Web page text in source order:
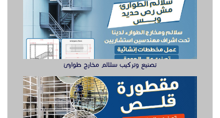
كما يوجد أنواع مختلفة من الهناجر والمستودعات الحديد
ذات أحجام وتصاميم متنوعة ليختار العميل ما يتناسب مع
ذوقه الخاص ويتم ذلك بشكل احترافي.
نوفر لكم كافة اعمال مشاريع هناجر ومستودعات حديد
التي قامت بها مؤسسه الاختيار االاول حتى يتطلع عليها
كثير من العملاء قبل طلب الخدمة حتى يكون على درجة
عالية جدا من الأمان، وهذا يساعد في الاستمرارية والتعامل
معنا.
يقوم مقاول هناجر بإنشاء كافة انواع هناجر حديد
تصنيع مقطوره قلص الشرقية
وظيفة دهان سيارت للعمل في الخبر